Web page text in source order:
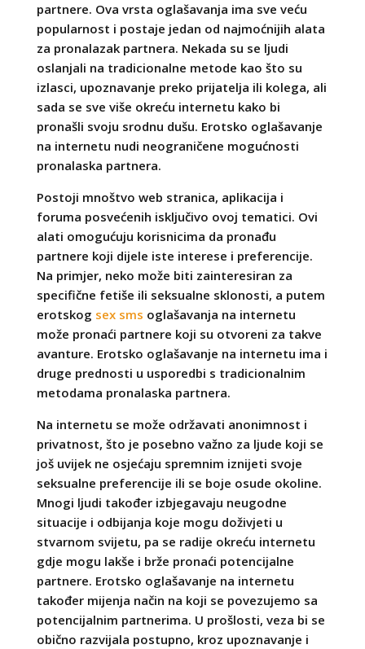
partnere. Ova vrsta oglašavanja ima sve veću
popularnost i postaje jedan od najmoćnijih alata
za pronalazak partnera. Nekada su se ljudi
oslanjali na tradicionalne metode kao što su
izlasci, upoznavanje preko prijatelja ili kolega, ali
sada se sve više okreću internetu kako bi
pronašli svoju srodnu dušu. Erotsko oglašavanje
na internetu nudi neograničene mogućnosti
pronalaska partnera.
Postoji mnoštvo web stranica, aplikacija i
foruma posvećenih isključivo ovoj tematici. Ovi
alati omogućuju korisnicima da pronađu
partnere koji dijele iste interese i preferencije.
Na primjer, neko može biti zainteresiran za
specifične fetiše ili seksualne sklonosti, a putem
erotskog sex sms oglašavanja na internetu
može pronaći partnere koji su otvoreni za takve
avanture. Erotsko oglašavanje na internetu ima i
druge prednosti u usporedbi s tradicionalnim
metodama pronalaska partnera.
Na internetu se može održavati anonimnost i
privatnost, što je posebno važno za ljude koji se
još uvijek ne osjećaju spremnim iznijeti svoje
seksualne preferencije ili se boje osude okoline.
Mnogi ljudi također izbjegavaju neugodne
situacije i odbijanja koje mogu doživjeti u
stvarnom svijetu, pa se radije okreću internetu
gdje mogu lakše i brže pronaći potencijalne
partnere. Erotsko oglašavanje na internetu
također mijenja način na koji se povezujemo sa
potencijalnim partnerima. U prošlosti, veza bi se
obično razvijala postupno, kroz upoznavanje i